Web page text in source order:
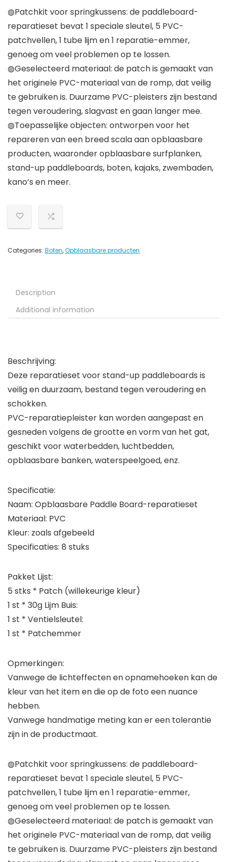
◍Patchkit voor springkussens: de paddleboard-
reparatieset bevat 1 speciale sleutel, 5 PVC-
patchvellen, 1 tube lijm en 1 reparatie-emmer,
genoeg om veel problemen op te lossen.
◍Geselecteerd materiaal: de patch is gemaakt van
het originele PVC-materiaal van de romp, dat veilig
te gebruiken is. Duurzame PVC-pleisters zijn bestand
tegen veroudering, slagvast en gaan langer mee.
◍Toepasselijke objecten: ontworpen voor het
repareren van een breed scala aan opblaasbare
producten, waaronder opblaasbare surfplanken,
stand-up paddleboards, boten, kajaks, zwembaden,
kano’s en meer.
Categories: Boten,Opblaasbare producten
Description
Additional information
Beschrijving:
Deze reparatieset voor stand-up paddleboards is
veilig en duurzaam, bestand tegen veroudering en
schokken.
PVC-reparatiepleister kan worden aangepast en
gesneden volgens de grootte en vorm van het gat,
geschikt voor waterbedden, luchtbedden,
opblaasbare banken, waterspeelgoed, enz.
Specificatie:
Naam: Opblaasbare Paddle Board-reparatieset
Materiaal: PVC
Kleur: zoals afgebeeld
Specificaties: 8 stuks
Pakket Lijst:
5 stks * Patch (willekeurige kleur)
1 st * 30g Lijm Buis:
1 st * Ventielsleutel:
1 st * Patchemmer
Opmerkingen:
Vanwege de lichteffecten en opnamehoeken kan de
kleur van het item en die op de foto een nuance
hebben.
Vanwege handmatige meting kan er een tolerantie
zijn in de productmaat.
◍Patchkit voor springkussens: de paddleboard-
reparatieset bevat 1 speciale sleutel, 5 PVC-
patchvellen, 1 tube lijm en 1 reparatie-emmer,
genoeg om veel problemen op te lossen.
◍Geselecteerd materiaal: de patch is gemaakt van
het originele PVC-materiaal van de romp, dat veilig
te gebruiken is. Duurzame PVC-pleisters zijn bestand